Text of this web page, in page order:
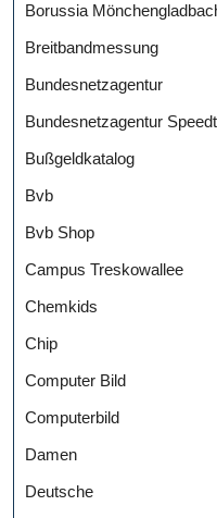
Borussia
Breitbandmessung
Bundesnetzagentur
Bundesnetzagentur
Bußgeldkatalog
Bvb
Bvb Shop
Campus Treskowallee
Chemkids
Chip
Computer Bild
Computerbild
Damen
Deutsche